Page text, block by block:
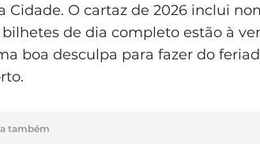
Cidade. O cartaz de 2026 inclui
bilhetes de dia completo estão à
boa desculpa para fazer do
também